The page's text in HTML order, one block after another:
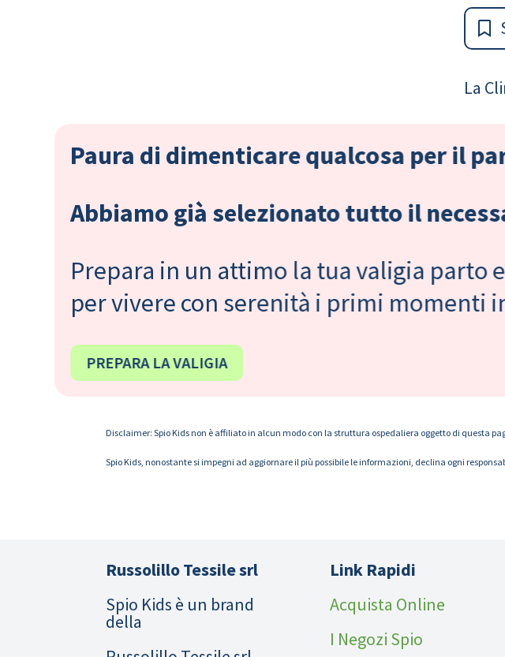
La
Paura di dimenticare qualcosa per il
Abbiamo già selezionato tutto il
Prepara in un attimo la tua valigia parto
per vivere con serenità i primi momenti
PREPARA LA VALIGIA
Disclaimer: Spio Kids non è affiliato in alcun modo con la struttura ospedaliera oggetto di questa
Spio Kids, nonostante si impegni ad aggiornare il più possibile le informazioni, declina ogni
Russolillo Tessile srl
Spio Kids è un brand
della
Link Rapidi
Acquista Online
I Negozi Spio